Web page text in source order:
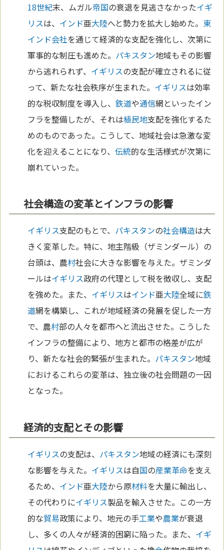
18世紀末、ムガル帝国の衰退を見逃さなかったイギ
リスは、 インド亜大陸へと勢力を拡大し始めた。 東
インド会社を通じて経済的な支配を強化し、次第に
軍事的な制圧も進めた。 パキスタン地域もその影響
から逃れられず、 イギリスの支配が確立されるに従
って、新たな社会秩序が生まれた。 イギリスは効率
的な税収制度を導入し、鉄道や通信網といったイン
フラを整備したが、それは植民地支配を強化するた
めのものであった。こうして、地域社会は急激な変
化を迎えることになり、伝統的な生活様式が次第に
崩れていった。
社会構造の変革とインフラの影響
イギリス支配のもとで、 パキスタンの社会構造は大
きく変革した。特に、地主階級（ザミンダール）の
台頭は、農村社会に大きな影響を与えた。ザミンダ
ールはイギリス政府の代理として税を徴収し、支配
を強めた。また、 イギリスはインド亜大陸全域に鉄
道網を構築し、これが地域経済の発展を促した一方
で、農村部の人々を都市へと流出させた。こうした
インフラの整備により、地方と都市の格差が広が
り、新たな社会的緊張が生まれた。 パキスタン地域
におけるこれらの変革は、独立後の社会問題の一因
となった。
経済的支配とその影響
イギリスの支配は、 パキスタン地域の経済にも深刻
な影響を与えた。 イギリスは自国の産業革命を支え
るため、 インド亜大陸から原材料を大量に輸出し、
その代わりにイギリス製品を輸入させた。この一方
的な貿易政策により、地元の手工業や農業が衰退
し、多くの人々が経済的困窮に陥った。また、 イギ